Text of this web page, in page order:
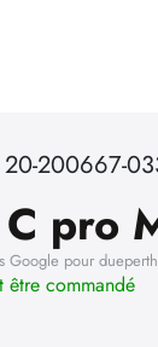
20-200667-
pro
Google pour
être commandé